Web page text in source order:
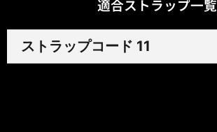
適合ストラップ一覧
ストラップコード 11